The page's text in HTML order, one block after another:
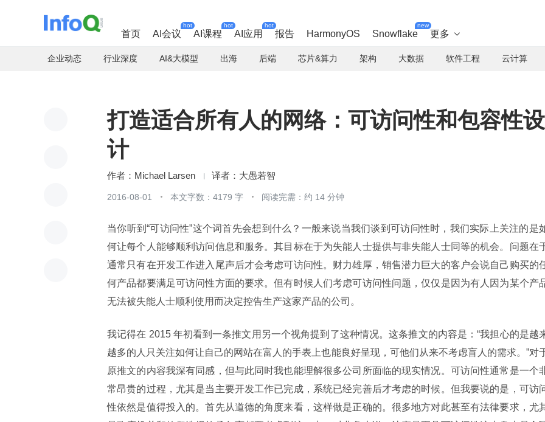
首页 AI会议
hot
AI课程
hot
AI应用
hot
报告 HarmonyOS Snowflake
new
更多 
企业动态 行业深度 AI&大模型 出海 后端 芯片&算力 架构 大数据 软件工程 云计算
打造适合所有人的网络：可访问性和包容性设
计
Michael Larsen 大愚若智
2016-08-01 本文字数：4179 字 阅读完需：约 14 分钟
当你听到“可访问性”这个词首先会想到什么？一般来说当我们谈到可访问性时，我们实际上关注的是
何让每个人能够顺利访问信息和服务。其目标在于为失能人士提供与非失能人士同等的机会。问题在
通常只有在开发工作进入尾声后才会考虑可访问性。财力雄厚，销售潜力巨大的客户会说自己购买的
何产品都要满足可访问性方面的要求。但有时候人们考虑可访问性问题，仅仅是因为有人因为某个产
无法被失能人士顺利使用而决定控告生产这家产品的公司。
我记得在 2015 年初看到一条推文用另一个视角提到了这种情况。这条推文的内容是：“我担心的是越
越多的人只关注如何让自己的网站在富人的手表上也能良好呈现，可他们从来不考虑盲人的需求。”对
原推文的内容我深有同感，但与此同时我也能理解很多公司所面临的现实情况。可访问性通常是一个
常昂贵的过程，尤其是当主要开发工作已完成，系统已经完善后才考虑的时候。但我要说的是，可访
性依然是值得投入的。首先从道德的角度来看，这样做是正确的。很多地方对此甚至有法律要求，尤